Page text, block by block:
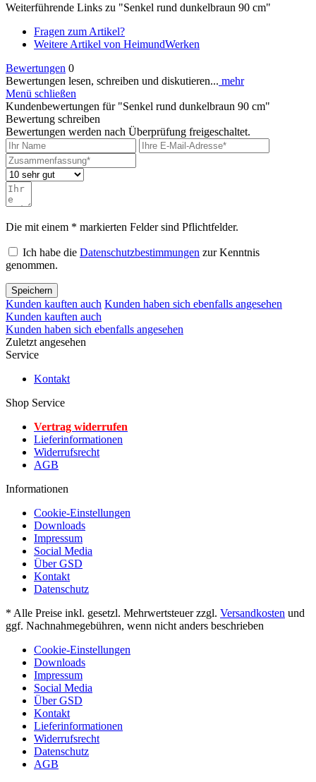
Weiterführende Links zu "Senkel rund dunkelbraun 90 cm"
Fragen zum Artikel?
Weitere Artikel von HeimundWerken
Bewertungen 0
Bewertungen lesen, schreiben und diskutieren... mehr
Menü schließen
Kundenbewertungen für "Senkel rund dunkelbraun 90 cm"
Bewertung schreiben
Bewertungen werden nach Überprüfung freigeschaltet.
Die mit einem * markierten Felder sind Pflichtfelder.
Ich habe die Datenschutzbestimmungen zur Kenntnis
genommen.
Speichern
Kunden kauften auch Kunden haben sich ebenfalls angesehen
Kunden kauften auch
Kunden haben sich ebenfalls angesehen
Zuletzt angesehen
Service
Kontakt
Shop Service
Vertrag widerrufen
Lieferinformationen
Widerrufsrecht
AGB
Informationen
Cookie-Einstellungen
Downloads
Impressum
Social Media
Über GSD
Kontakt
Datenschutz
* Alle Preise inkl. gesetzl. Mehrwertsteuer zzgl. Versandkosten und
ggf. Nachnahmegebühren, wenn nicht anders beschrieben
Cookie-Einstellungen
Downloads
Impressum
Social Media
Über GSD
Kontakt
Lieferinformationen
Widerrufsrecht
Datenschutz
AGB